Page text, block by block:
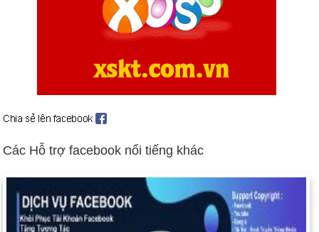
kháng (ngày 13 tháng 6).
Vicente Fox Quesada được bầu làm tổng thống Mexico, chấm
dứt 71 năm độc đảng cầm quyền của Đảng Cách mạng Thể
chế (PRI) (ngày 2 tháng 7).
Vụ tai nạn máy bay Concorde giết chết 113 người ở gần Paris
(ngày 25 tháng 7).
Người Palestine và người Israel xung đột, được thúc đẩy bởi
tới thánh địa chung của người Do Thái / Hồi giáo; "Al Aksa
theo).
Cuộc nổi dậy trên toàn quốc lật đổ tổng thống Nam Tư
Milosevic (ngày 5 tháng 10); Vojislav Kostunica tuyên thệ
Các Hỗ trợ facebook nổi tiếng khác